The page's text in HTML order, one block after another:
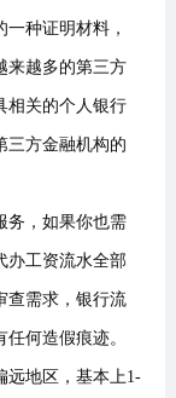
种证明材料，
来越多的第三方
相关的个人银行
三方金融机构的
务，如果你也需
办工资流水全部
查需求，银行流
何造假痕迹。
远地区，基本上1-